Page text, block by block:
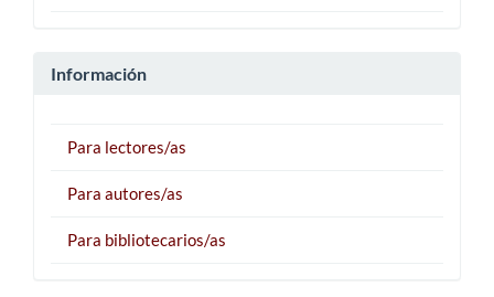
Información
Para lectores/as
Para autores/as
Para bibliotecarios/as